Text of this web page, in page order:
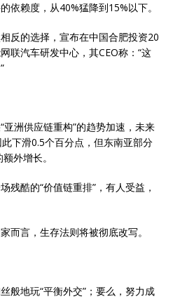
依赖度，从40%猛降到15%以下。
反的选择，宣布在中国合肥投资20
联汽车研发中心，其CEO称：“这
洲供应链重构”的趋势加速，未来
下滑0.5个百分点，但东南亚部分
外增长。
残酷的“价值链重排”，有人受益，
而言，生存法则将被彻底改写。
般地玩“平衡外交”；要么，努力成